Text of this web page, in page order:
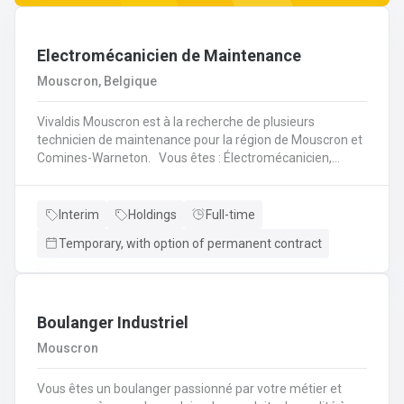
Electromécanicien de Maintenance
Mouscron, Belgique
Vivaldis Mouscron est à la recherche de plusieurs
technicien de maintenance pour la région de Mouscron et
Comines-Warneton. Vous êtes : Électromécanicien,
dynamique et avec un package d'avantages à la clé, nous
des kilomètres, nous vous offrons la possibilité de
profil ci-dessous :
Interim Holdings
Full-time
Temporary, with option of permanent contract
Boulanger Industriel
Mouscron
Vous êtes un boulanger passionné par votre métier et